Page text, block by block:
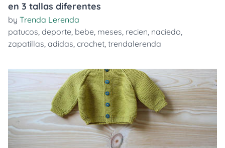
en 3 tallas diferentes
by Trenda Lerenda
patucos, deporte, bebe, meses, recien, naciedo,
zapatillas, adidas, crochet, trendalerenda